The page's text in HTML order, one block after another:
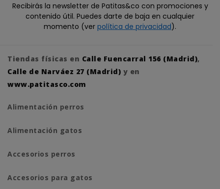
Recibirás la newsletter de Patitas&co con promociones y
contenido útil. Puedes darte de baja en cualquier
momento (ver política de privacidad).
Tiendas físicas en Calle Fuencarral 156 (Madrid),
Calle de Narváez 27 (Madrid) y en
www.patitasco.com
Alimentación perros
Alimentación gatos
Accesorios perros
Accesorios para gatos